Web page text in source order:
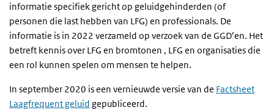
informatie specifiek gericht op geluidgehinderden (of
personen die last hebben van LFG) en professionals. De
informatie is in 2022 verzameld op verzoek van de GGD’en. Het
betreft kennis over LFG en bromtonen , LFG en organisaties die
een rol kunnen spelen om mensen te helpen.
In september 2020 is een vernieuwde versie van de Factsheet
Laagfrequent geluid gepubliceerd.